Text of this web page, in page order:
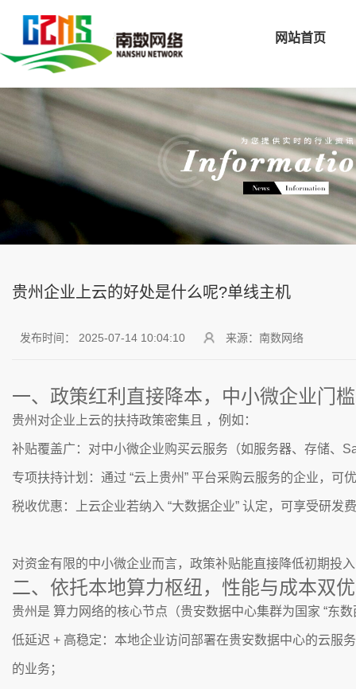
网站首页
贵州企业上云的好处是什么呢?单线主机
发布时间： 2025-07-14 10:04:10 来源：南数网络
一、政策红利直接降本，中小微企业门
贵州对企业上云的扶持政策密集且 ，例如：
补贴覆盖广：对中小微企业购买云服务（如服务器、存储、
专项扶持计划：通过 “云上贵州” 平台采购云服务的企业，
税收优惠：上云企业若纳入 “大数据企业” 认定，可享受研发
对资金有限的中小微企业而言，政策补贴能直接降低初期投
二、依托本地算力枢纽，性能与成本双优
贵州是 算力网络的核心节点（贵安数据中心集群为国家 “东
低延迟 + 高稳定：本地企业访问部署在贵安数据中心的云服
的业务；